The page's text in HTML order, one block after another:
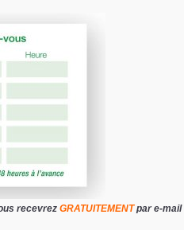
recevrez GRATUITEMENT par e-